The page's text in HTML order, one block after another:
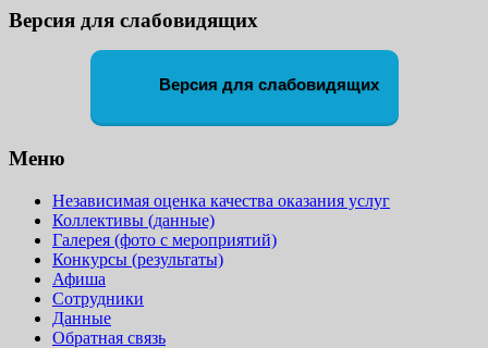
Версия для слабовидящих
Версия для слабовидящих
Меню
Независимая оценка качества оказания услуг
Коллективы (данные)
Галерея (фото с мероприятий)
Конкурсы (результаты)
Афиша
Сотрудники
Данные
Обратная связь